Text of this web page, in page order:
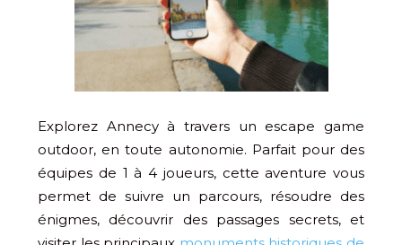
Explorez Annecy à travers un escape game
outdoor, en toute autonomie. Parfait pour des
équipes de 1 à 4 joueurs, cette aventure vous
permet de suivre un parcours, résoudre des
énigmes, découvrir des passages secrets, et